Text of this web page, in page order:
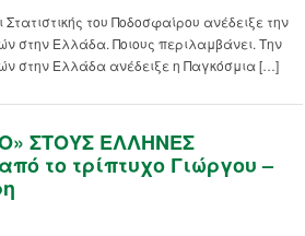
του Ποδοσφαίρου ανέδειξε την
στην Ελλάδα. Ποιους περιλαμβάνει. Την
στην Ελλάδα ανέδειξε η Παγκόσμια […]
ΣΤΟΥΣ ΕΛΛΗΝΕΣ
το τρίπτυχο Γιώργου –